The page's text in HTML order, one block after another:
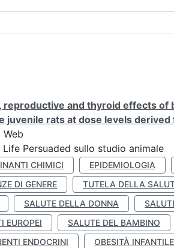
reproductive and thyroid effects of
juvenile rats at dose levels
Persuaded sullo studio animale
CHIMICI EPIDEMIOLOGIA
DI GENERE
TUTELA DELLA
SALUTE DELLA DONNA
EUROPEI
SALUTE DEL BAMBINO
ENDOCRINI
OBESITÀ INFANTILE